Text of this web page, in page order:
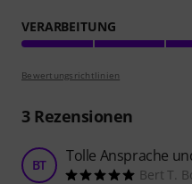
VERARBEITUNG
Bewertungsrichtlinien
3Rezensionen
BT Tolle Ansprache
Bert T.